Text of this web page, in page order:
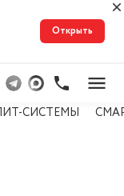
Открыть
СИСТЕМЫ